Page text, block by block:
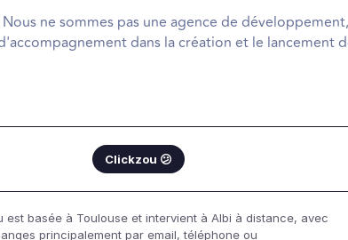
Nous ne sommes pas une agence de
dans la création et le lancement
Clickzou 😕
est basée à Toulouse et intervient à Albi à distance, avec
principalement par email, téléphone ou